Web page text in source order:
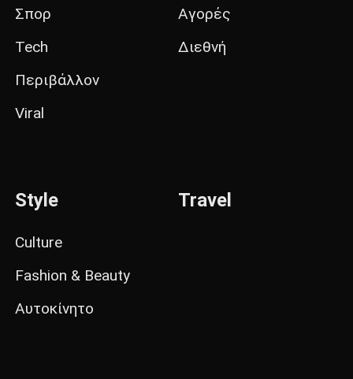
Σπορ
Tech
Περιβάλλον
Viral
Αγορές
Διεθνή
Style
Culture
Fashion & Beauty
Αυτοκίνητο
Travel